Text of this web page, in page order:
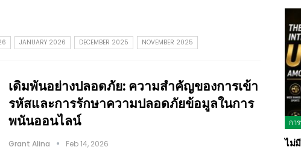
JANUARY 2026 DECEMBER 2025 NOVEMBER 2025
เดิมพันอย่างปลอดภัย: ความสำคัญของการเข้า
รหัสและการรักษาความปลอดภัยข้อมูลในการ
พนันออนไลน์
Grant Alina Feb 14, 2026
กา
ไม่